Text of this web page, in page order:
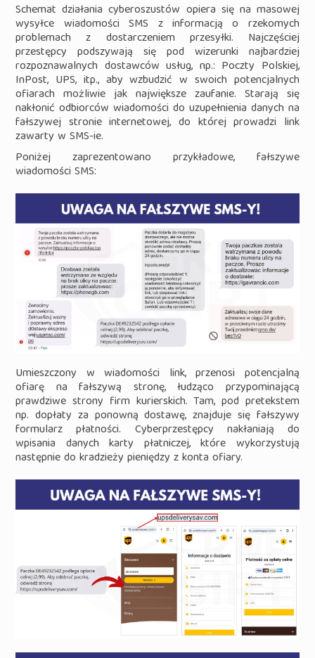
Schemat działania cyberoszustów opiera się na masowej
wysyłce wiadomości SMS z informacją o rzekomych
problemach z dostarczeniem przesyłki. Najczęściej
przestępcy podszywają się pod wizerunki najbardziej
rozpoznawalnych dostawców usług, np.: Poczty Polskiej,
InPost, UPS, itp., aby wzbudzić w swoich potencjalnych
ofiarach możliwie jak największe zaufanie. Starają się
nakłonić odbiorców wiadomości do uzupełnienia danych na
fałszywej stronie internetowej, do której prowadzi link
zawarty w SMS-ie.
Poniżej zaprezentowano przykładowe, fałszywe
wiadomości SMS:
Umieszczony w wiadomości link, przenosi potencjalną
ofiarę na fałszywą stronę, łudząco przypominającą
prawdziwe strony firm kurierskich. Tam, pod pretekstem
np. dopłaty za ponowną dostawę, znajduje się fałszywy
formularz płatności. Cyberprzestępcy nakłaniają do
wpisania danych karty płatniczej, które wykorzystują
następnie do kradzieży pieniędzy z konta ofiary.